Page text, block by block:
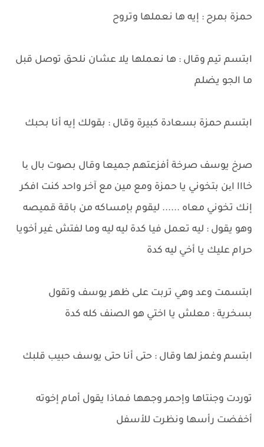
حمزة بمرح : إيه ها نعملها وتروح
ابتسم تيم وقال : ها نعملها يلا عشان نلحق توصل قبل
ما الجو يضلم
ابتسم حمزة بسعادة كبيرة وقال : بقولك إيه أنا بحبك
صرخ يوسف صرخة أفزعتهم جميعا وقال بصوت بال یا
خااا این بتخوني يا حمزة ومع مين مع آخر واحد كنت افكر
إنك تخوني معاه ...... ليقوم بإمساكه من باقة قميصه
وهو يقول : ليه تعمل فيا كدة ليه ليه وما لفتش غير أخويا
حرام عليك يا أخي ليه كدة
ابتسمت وعد وهي تربت على ظهر يوسف وتقول
بسخرية : معلش يا اختي هو الصنف كله كدة
ابتسم وغمز لها وقال : حتى أنا حتى يوسف حبيب قلبك
توردت وجنتاها وإحمر وجهها فماذا يقول أمام إخوته
أخفضت رأسها ونظرت للأسفل